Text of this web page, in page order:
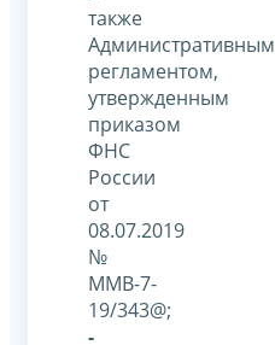
также
Административным
регламентом,
утвержденным
приказом
ФНС
России
от
08.07.2019
№
ММВ-7-
19/343@;
-